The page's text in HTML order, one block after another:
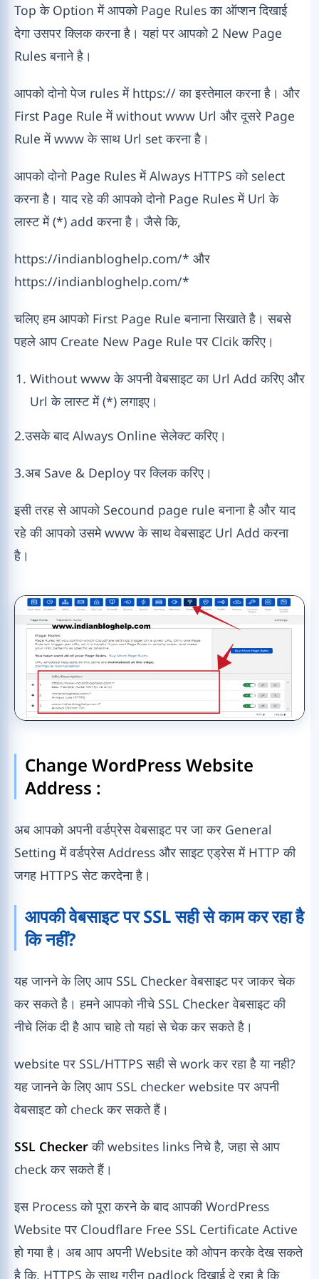
Top के Option में आपको Page Rules का ऑप्शन दिखाई
देगा उसपर क्लिक करना है। यहां पर आपको 2 New Page
Rules बनाने है।
आपको दोनो पेज rules में https:// का इस्तेमाल करना है। और
First Page Rule में without www Url और दूसरे Page
Rule में www के साथ Url set करना है।
आपको दोनो Page Rules में Always HTTPS को select
करना है। याद रहे की आपको दोनो Page Rules में Url के
लास्ट में (*) add करना है। जैसे कि,
https://indianbloghelp.com/* और
https://indianbloghelp.com/*
चलिए हम आपको First Page Rule बनाना सिखाते है। सबसे
पहले आप Create New Page Rule पर Clcik करिए।
Without www के अपनी वेबसाइट का Url Add करिए और
Url के लास्ट में (*) लगाइए।
2.उसके बाद Always Online सेलेक्ट करिए।
3.अब Save & Deploy पर क्लिक करिए।
इसी तरह से आपको Secound page rule बनाना है और याद
रहे की आपको उसमे www के साथ वेबसाइट Url Add करना
है।
Change WordPress Website
Address :
अब आपको अपनी वर्डप्रेस वेबसाइट पर जा कर General
Setting में वर्डप्रेस Address और साइट एड्रेस में HTTP की
जगह HTTPS सेट करदेना है।
आपकी वेबसाइट पर SSL सही से काम कर रहा है
कि नहीं?
यह जानने के लिए आप SSL Checker वेबसाइट पर जाकर चेक
कर सकते है। हमने आपको नीचे SSL Checker वेबसाइट की
नीचे लिंक दी है आप चाहे तो यहां से चेक कर सकते है।
website पर SSL/HTTPS सही से work कर रहा है या नही?
यह जानने के लिए आप SSL checker website पर अपनी
वेबसाइट को check कर सकते हैं।
SSL Checkerकी websites links निचे है, जहा से आप
check कर सकते हैं।
इस Process को पूरा करने के बाद आपकी WordPress
Website पर Cloudflare Free SSL Certificate Active
हो गया है। अब आप अपनी Website को ओपन करके देख सकते
है कि, HTTPS के साथ ग्रीन padlock दिखाई दे रहा है कि